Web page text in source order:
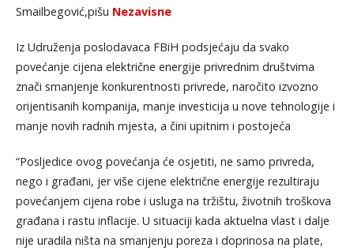
Smailbegović,pišu Nezavisne
Iz Udruženja poslodavaca FBiH podsjećaju da svako
povećanje cijena električne energije privrednim društvima
znači smanjenje konkurentnosti privrede, naročito izvozno
orijentisanih kompanija, manje investicija u nove tehnologije i
manje novih radnih mjesta, a čini upitnim i postojeća
“Posljedice ovog povećanja će osjetiti, ne samo privreda,
nego i građani, jer više cijene električne energije rezultiraju
povećanjem cijena robe i usluga na tržištu, životnih troškova
građana i rastu inflacije. U situaciji kada aktuelna vlast i dalje
nije uradila ništa na smanjenju poreza i doprinosa na plate,